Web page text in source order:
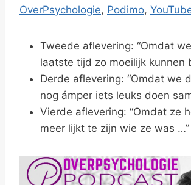
OverPsychologie, Podimo,
Tweede aflevering: “Omdat
laatste tijd zo moeilijk kunnen
Derde aflevering: “Omdat we
nog ámper iets leuks doen
Vierde aflevering: “Omdat ze
meer lijkt te zijn wie ze was …”